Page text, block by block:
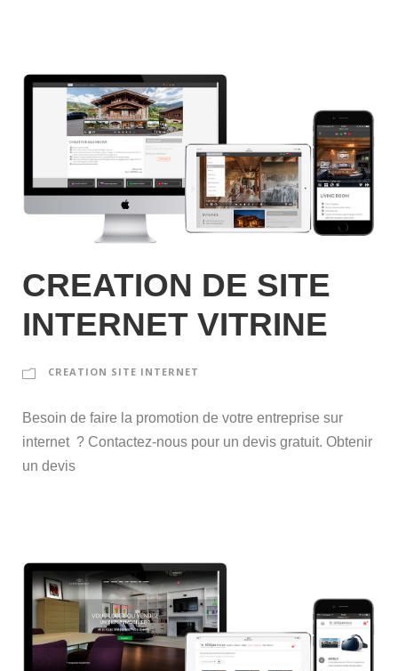
CREATION DE SITE
INTERNET VITRINE
CREATION SITE INTERNET
Besoin de faire la promotion de votre entreprise sur
internet ? Contactez-nous pour un devis gratuit. Obtenir
un devis